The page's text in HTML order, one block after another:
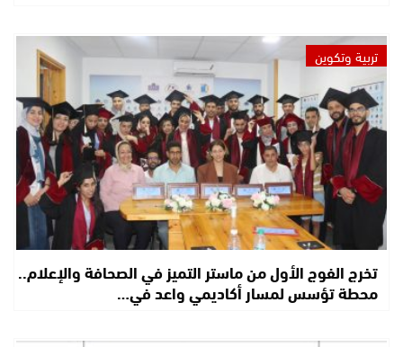
تربية وتكوين
تخرج الفوج الأول من ماستر التميز في الصحافة والإعلام..
محطة تؤسس لمسار أكاديمي واعد في…